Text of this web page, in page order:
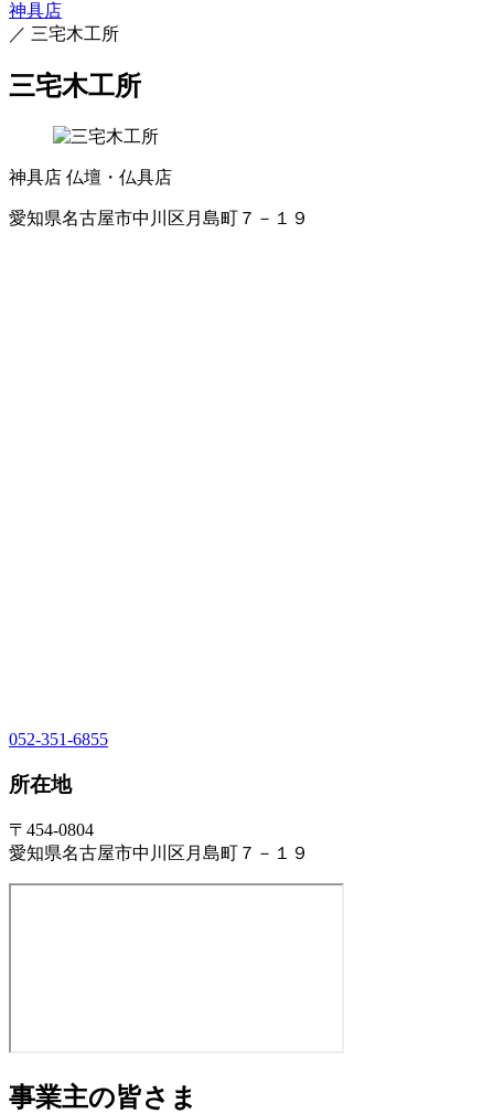
神具店
／ 三宅木工所
三宅木工所
神具店 仏壇・仏具店
愛知県名古屋市中川区月島町７－１９
052-351-6855
所在地
〒454-0804
愛知県名古屋市中川区月島町７－１９
事業主の皆さま